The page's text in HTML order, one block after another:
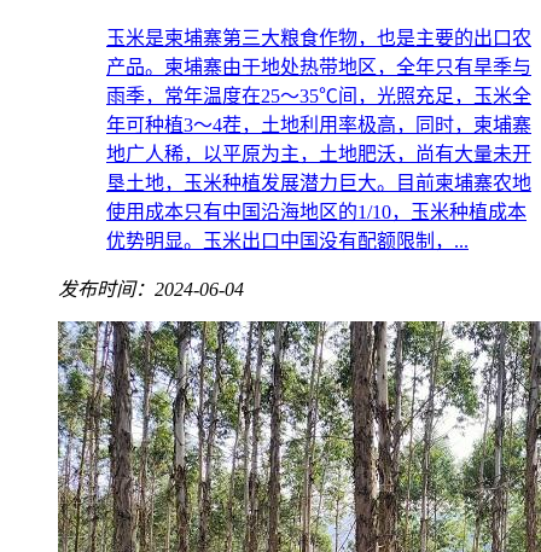
玉米是柬埔寨第三大粮食作物，也是主要的出口农
产品。柬埔寨由于地处热带地区，全年只有旱季与
雨季，常年温度在25～35℃间，光照充足，玉米全
年可种植3～4茬，土地利用率极高，同时，柬埔寨
地广人稀，以平原为主，土地肥沃，尚有大量未开
垦土地，玉米种植发展潜力巨大。目前柬埔寨农地
使用成本只有中国沿海地区的1/10，玉米种植成本
优势明显。玉米出口中国没有配额限制，...
发布时间：2024-06-04